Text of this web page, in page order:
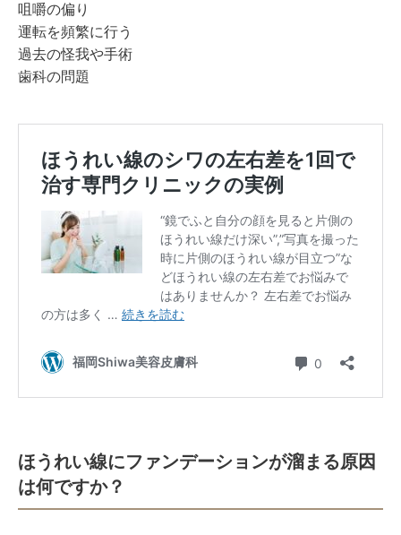
咀嚼の偏り
運転を頻繁に行う
過去の怪我や手術
歯科の問題
ほうれい線にファンデーションが溜まる原因
は何ですか？